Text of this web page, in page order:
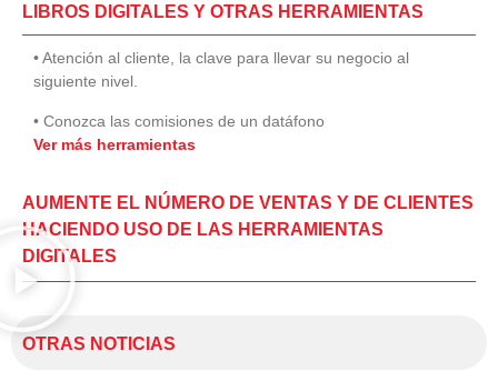
LIBROS DIGITALES Y OTRAS HERRAMIENTAS
• Atención al cliente, la clave para llevar su negocio al
siguiente nivel.
• Conozca las comisiones de un datáfono
Ver más herramientas
AUMENTE EL NÚMERO DE VENTAS Y DE CLIENTES
HACIENDO USO DE LAS HERRAMIENTAS
DIGITALES
OTRAS NOTICIAS